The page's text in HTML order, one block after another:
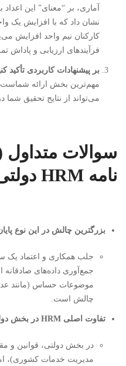
آماری، بر “معنای” این اعداد
نشان داد که با افزایش یک
کارکنان نیم واحد افزایش
فرآیندهای ارزیابی و پاداش
بر پیشنهادات کاربردی تأکید
مهم‌ترین بخش ارائه
می‌تواند از نتایج تحقیق شما
نامه HRM دولتی
بزرگترین چالش در این نوع
جلب همکاری و اعتماد یک
جمع‌آوری داده‌های
موضوعات حساس (مانند
چالش است.
تفاوت اصلی HRM در بخش دولتی و خصوصی چیست؟
در بخش دولتی، قوانین و
مدیریت خدمات کشوری)،